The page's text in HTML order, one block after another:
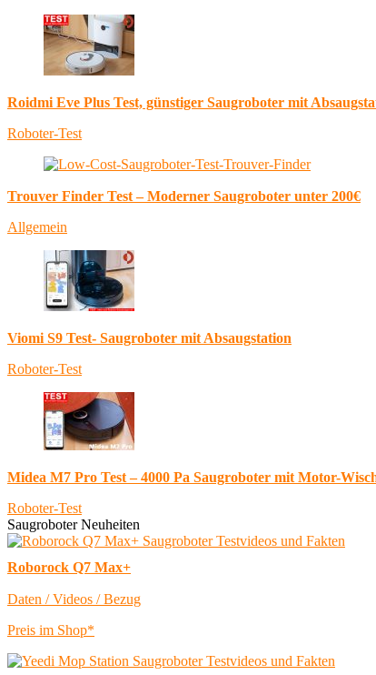
Roidmi Eve Plus Test, günstiger Saugroboter mit
Roboter-Test
Trouver Finder Test – Moderner Saugroboter unter 200€
Allgemein
Viomi S9 Test- Saugroboter mit Absaugstation
Roboter-Test
Midea M7 Pro Test – 4000 Pa Saugroboter mit Motor-
Roboter-Test
Saugroboter Neuheiten
Roborock Q7 Max+
Daten / Videos / Bezug
Preis im Shop*